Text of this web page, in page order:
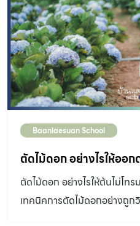
Baanlaesuan School
ตัดไม้ดอก อย่างไรให้ออ
ตัดไม้ดอก อย่างไรให้ต้นไม่โท
เทคนิคการตัดไม้ดอกอย่างถูก